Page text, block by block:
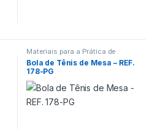
Materiais para a Prática de
Esportes
Bola de Tênis de Mesa – REF.
178-PG